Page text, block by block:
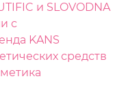
и SLOVODNA
с
KANS
средств